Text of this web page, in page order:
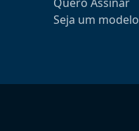
Seja um modelo